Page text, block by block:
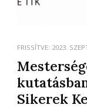
FRISSÍTVE: 2023.
Sikerek